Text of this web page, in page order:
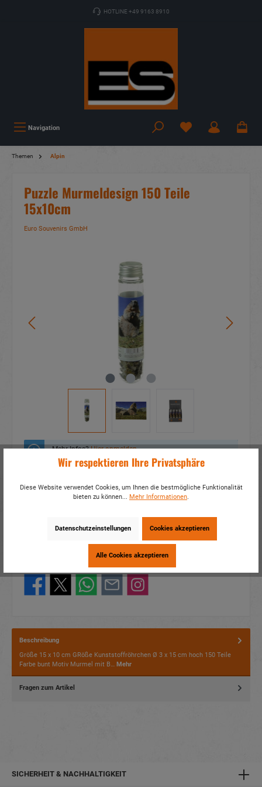
HOTLINE +49 9163 8910
Navigation
Themen Alpin
Puzzle Murmeldesign 150 Teile
15x10cm
Euro Souvenirs GmbH
Mehr Infos?Hier anmelden
Artikelnummer:17596
Dieses Produkt weiterempfehlen:
Beschreibung
Größe 15 x 10 cm GRöße Kunststoffröhrchen Ø 3 x 15 cm hoch 150 Teile
Farbe bunt Motiv Murmel mit B… Mehr
Fragen zum Artikel
SICHERHEIT & NACHHALTIGKEIT
Wir respektieren Ihre Privatsphäre
Diese Website verwendet Cookies, um Ihnen die bestmögliche Funktionalität
bieten zu können... Mehr Informationen.
Datenschutzeinstellungen Cookies akzeptieren
Alle Cookies akzeptieren